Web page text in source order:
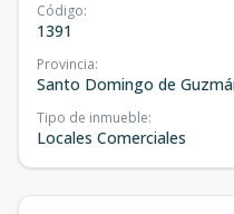
Código:
1391
Provincia:
Santo Domingo de
Tipo de inmueble:
Locales Comerciales